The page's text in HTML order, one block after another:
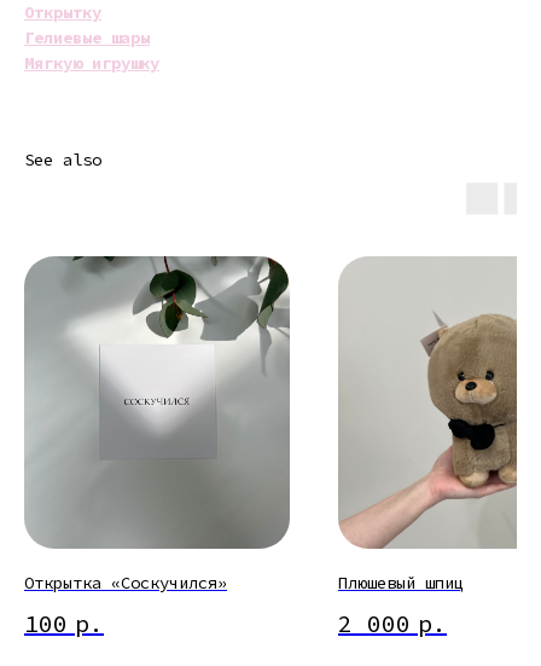
Открытку
Гелиевые шары
Мягкую игрушку
See also
Открытка «Соскучился»
100 р.
Плюшевый шпиц
2 000 р.